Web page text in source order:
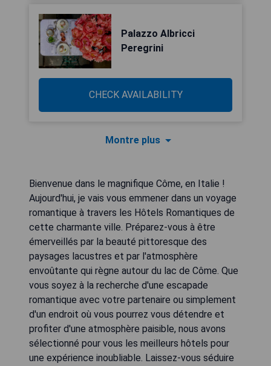
Palazzo Albricci
Peregrini
CHECK AVAILABILITY
Montre plus
Bienvenue dans le magnifique Côme, en Italie !
Aujourd'hui, je vais vous emmener dans un voyage
romantique à travers les Hôtels Romantiques de
cette charmante ville. Préparez-vous à être
émerveillés par la beauté pittoresque des
paysages lacustres et par l'atmosphère
envoûtante qui règne autour du lac de Côme. Que
vous soyez à la recherche d'une escapade
romantique avec votre partenaire ou simplement
d'un endroit où vous pourrez vous détendre et
profiter d'une atmosphère paisible, nous avons
sélectionné pour vous les meilleurs hôtels pour
une expérience inoubliable. Laissez-vous séduire